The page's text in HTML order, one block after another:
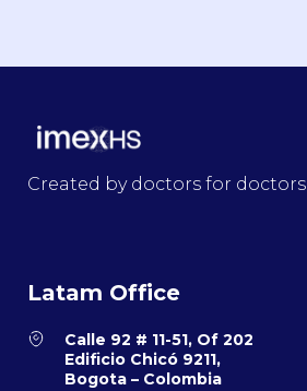
Created by doctors for doctors
Latam Office
Calle 92 # 11-51, Of 202
Edificio Chicó 9211,
Bogota – Colombia